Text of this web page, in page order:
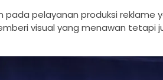
pelayanan produksi reklame
visual yang menawan tetapi